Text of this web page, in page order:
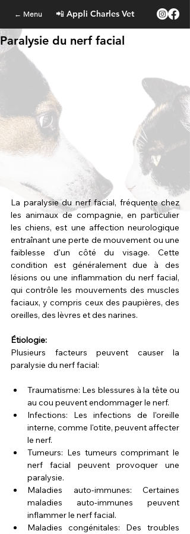
← Menu 📲 Appli Charles Vet
Paralysie du nerf facial
La paralysie du nerf facial, fréquente chez
les animaux de compagnie, en particulier
les chiens, est une affection neurologique
entraînant une perte de mouvement ou une
faiblesse d'un côté du visage. Cette
condition est généralement due à des
lésions ou une inflammation du nerf facial,
qui contrôle les mouvements des muscles
faciaux, y compris ceux des paupières, des
oreilles, des lèvres et des narines.
Étiologie:
Plusieurs facteurs peuvent causer la
paralysie du nerf facial:
Traumatisme: Les blessures à la tête ou
au cou peuvent endommager le nerf.
Infections: Les infections de l'oreille
interne, comme l'otite, peuvent affecter
le nerf.
Tumeurs: Les tumeurs comprimant le
nerf facial peuvent provoquer une
paralysie.
Maladies auto-immunes: Certaines
maladies auto-immunes peuvent
inflammer le nerf facial.
Maladies congénitales: Des troubles